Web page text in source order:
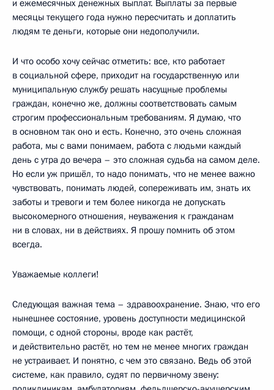
и ежемесячных денежных выплат. Выплаты за первые
месяцы текущего года нужно пересчитать и доплатить
людям те деньги, которые они недополучили.
И что особо хочу сейчас отметить: все, кто работает
в социальной сфере, приходит на государственную или
муниципальную службу решать насущные проблемы
граждан, конечно же, должны соответствовать самым
строгим профессиональным требованиям. Я думаю, что
в основном так оно и есть. Конечно, это очень сложная
работа, мы с вами понимаем, работа с людьми каждый
день с утра до вечера – это сложная судьба на самом деле.
Но если уж пришёл, то надо понимать, что не менее важно
чувствовать, понимать людей, сопереживать им, знать их
заботы и тревоги и тем более никогда не допускать
высокомерного отношения, неуважения к гражданам
ни в словах, ни в действиях. Я прошу помнить об этом
всегда.
Уважаемые коллеги!
Следующая важная тема – здравоохранение. Знаю, что его
нынешнее состояние, уровень доступности медицинской
помощи, с одной стороны, вроде как растёт,
и действительно растёт, но тем не менее многих граждан
не устраивает. И понятно, с чем это связано. Ведь об этой
системе, как правило, судят по первичному звену: